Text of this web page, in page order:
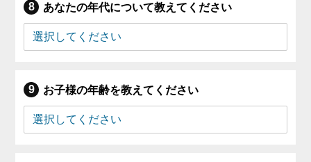
あなたの年代について教えてください
お子様の年齢を教えてください